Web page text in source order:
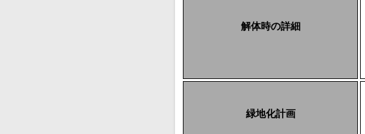
解体時の詳細
緑地化計画